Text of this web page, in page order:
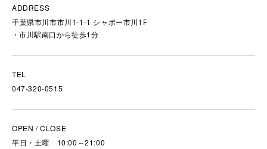
ADDRESS
千葉県市川市市川1-1-1 シャポー市川1F
市川駅南口から徒歩1分
TEL
047-320-0515
OPEN / CLOSE
平日・土曜 10:00～21:00